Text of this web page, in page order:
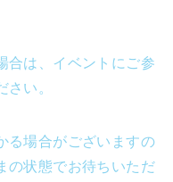
合は、イベントにご参
い。
る場合がございますの
の状態でお待ちいただ